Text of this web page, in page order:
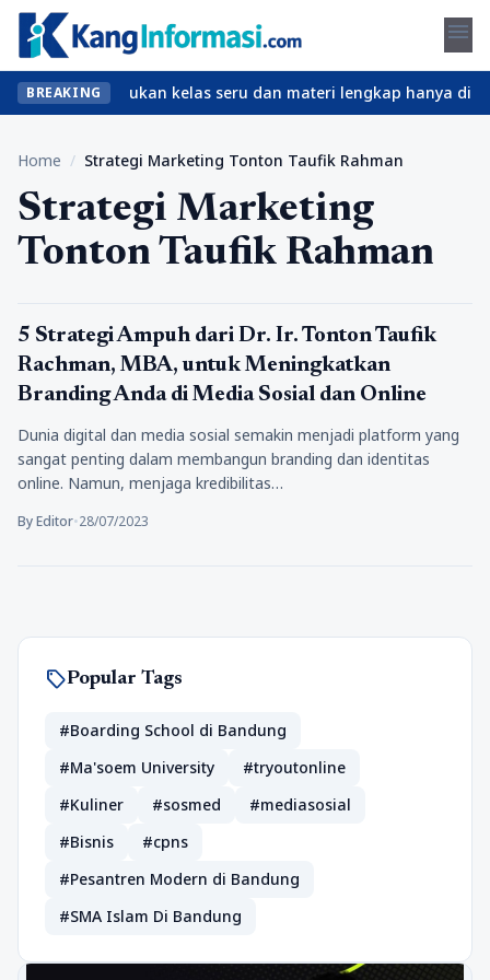
menu
BREAKING
ribet? Temukan kelas seru dan materi lengkap hanya di
Home / Strategi Marketing Tonton Taufik Rahman
Strategi Marketing
Tonton Taufik Rahman
Nasional
5 Strategi Ampuh dari Dr. Ir. Tonton Taufik
Rachman, MBA, untuk Meningkatkan
Branding Anda di Media Sosial dan Online
Dunia digital dan media sosial semakin menjadi platform yang
sangat penting dalam membangun branding dan identitas
online. Namun, menjaga kredibilitas…
By Editor•28/07/2023
sellPopular Tags
#Boarding School di Bandung
#Ma'soem University
#tryoutonline
#Kuliner
#sosmed
#mediasosial
#Bisnis
#cpns
#Pesantren Modern di Bandung
#SMA Islam Di Bandung